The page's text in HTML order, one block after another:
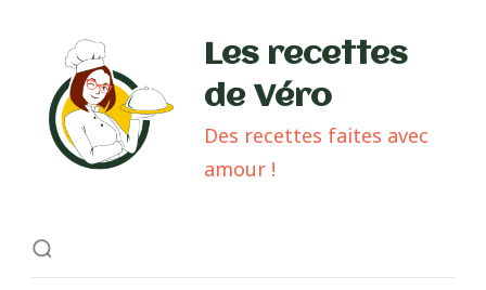
Les recettes
de Véro
Des recettes faites avec
amour !